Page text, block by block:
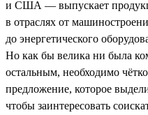
и США — выпускает
в отраслях от
до энергетического
Но как бы велика ни была
остальным, необходимо
предложение, которое
чтобы заинтересовать